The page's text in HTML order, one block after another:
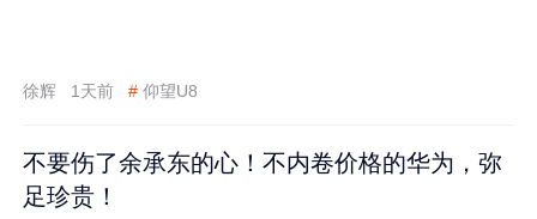
徐辉 1天前 # 仰望U8
不要伤了余承东的心！不内卷价格的华为，弥
足珍贵！